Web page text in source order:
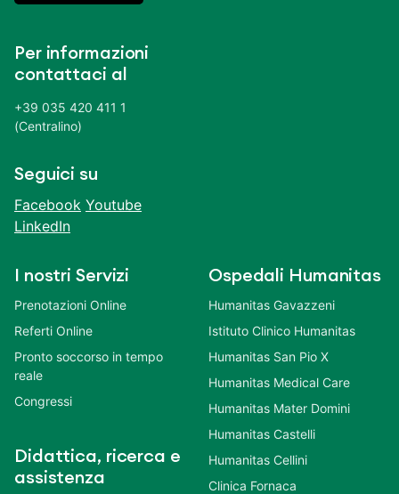
Per informazioni
contattaci al
+39 035 420 411 1
(Centralino)
Seguici su
Facebook Youtube
LinkedIn
I nostri Servizi
Prenotazioni Online
Referti Online
Pronto soccorso in tempo
reale
Congressi
Didattica, ricerca e
assistenza
Ospedali Humanitas
Humanitas Gavazzeni
Istituto Clinico Humanitas
Humanitas San Pio X
Humanitas Medical Care
Humanitas Mater Domini
Humanitas Castelli
Humanitas Cellini
Clinica Fornaca